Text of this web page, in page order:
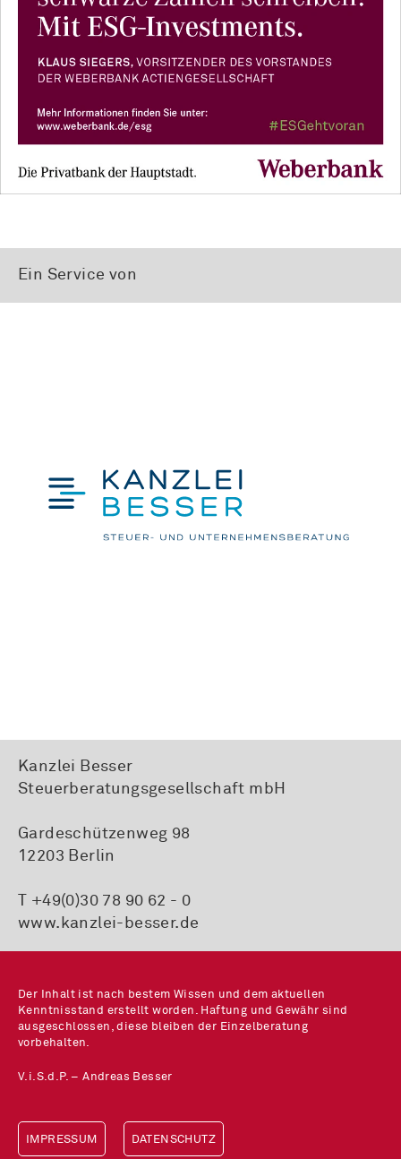
Ein Service von
Kanzlei Besser
Steuerberatungsgesellschaft mbH
Gardeschützenweg 98
12203 Berlin
T +49(0)30 78 90 62 - 0
www.kanzlei-besser.de
Der Inhalt ist nach bestem Wissen und dem aktuellen
Kenntnisstand erstellt worden. Haftung und Gewähr sind
ausgeschlossen, diese bleiben der Einzelberatung
vorbehalten.
V.i.S.d.P. – Andreas Besser
IMPRESSUM DATENSCHUTZ